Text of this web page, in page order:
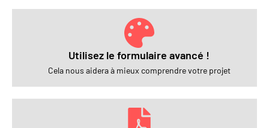
Utilisez le formulaire avancé !
Cela nous aidera à mieux comprendre votre projet